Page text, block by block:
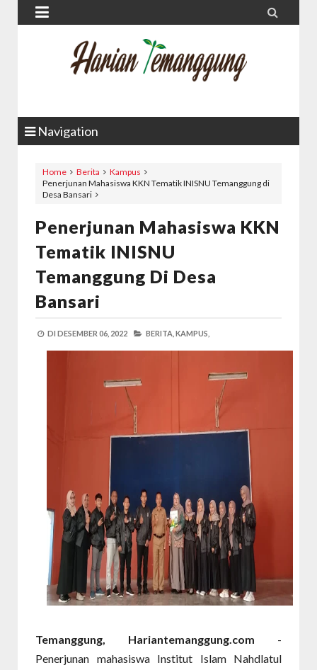
 
Navigation
Home Berita
Kampus
Penerjunan Mahasiswa KKN Tematik INISNU Temanggung di
Desa Bansari
Penerjunan Mahasiswa KKN
Tematik INISNU
Temanggung Di Desa
Bansari
DI DESEMBER 06, 2022 BERITA, KAMPUS,
Temanggung, Hariantemanggung.com -
Penerjunan mahasiswa Institut Islam Nahdlatul